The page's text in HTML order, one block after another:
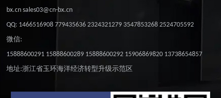
bx.cn sales03@cn-bx.cn
QQ: 1466516908 779435636 2324321279 3547853268 2524705592
微信:
15888600291 15888600289 15888600292 15906869820 13738654857
地址:浙江省玉环海洋经济转型升级示范区